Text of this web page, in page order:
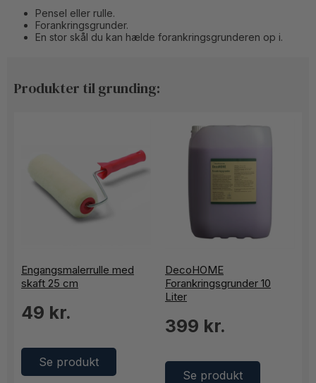
Pensel eller rulle.
Forankringsgrunder.
En stor skål du kan hælde forankringsgrunderen op i.
Produkter til grunding:
Engangsmalerrulle med
skaft 25 cm
49 kr.
Se produkt
DecoHOME
Forankringsgrunder 10
Liter
399 kr.
Se produkt